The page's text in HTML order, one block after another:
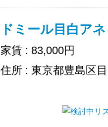
ドミール目白ア
家賃 : 83,000円
住所 : 東京都豊島区